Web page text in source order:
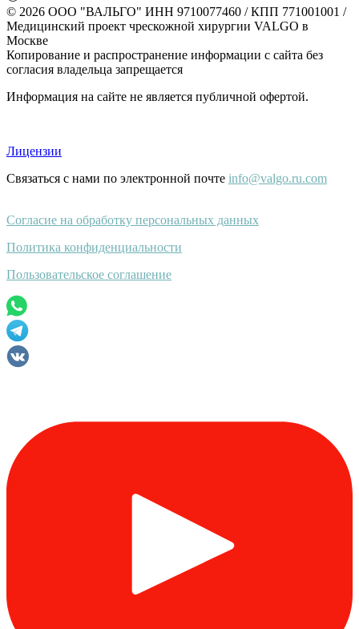
© 2026 ООО "ВАЛЬГО" ИНН 9710077460 / КПП 771001001 /
Медицинский проект чрескожной хирургии VALGO в
Москве
Копирование и распространение информации с сайта без
согласия владельца запрещается
Информация на сайте не является публичной офертой.
Лицензии
Связаться с нами по электронной почте info@valgo.ru.com
Согласие на обработку персональных данных
Политика конфиденциальности
Пользовательское соглашение